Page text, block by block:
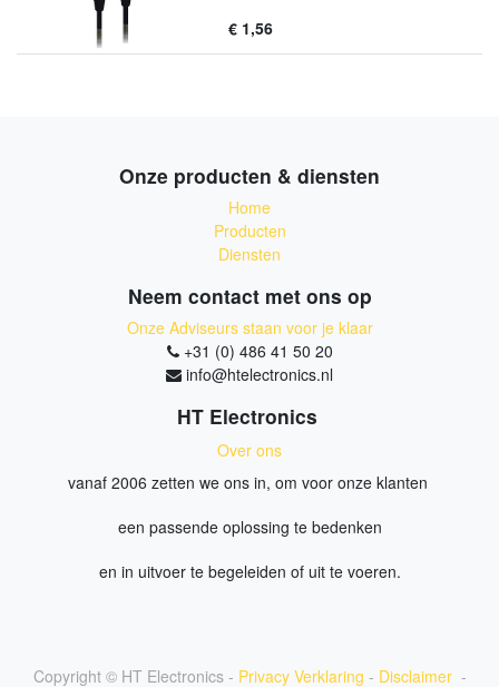
€ 1,56
Onze producten & diensten
Home
Producten
Diensten
Neem contact met ons op
Onze Adviseurs staan voor je klaar
+31 (0) 486 41 50 20
info@htelectronics.nl
HT Electronics
Over ons
vanaf 2006 zetten we ons in, om voor onze klanten
een passende oplossing te bedenken
en in uitvoer te begeleiden of uit te voeren.
Copyright © HT Electronics - Privacy Verklaring - Disclaimer -